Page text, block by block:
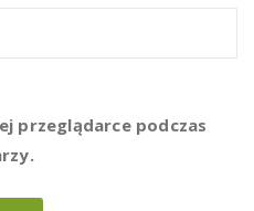
przeglądarce podczas